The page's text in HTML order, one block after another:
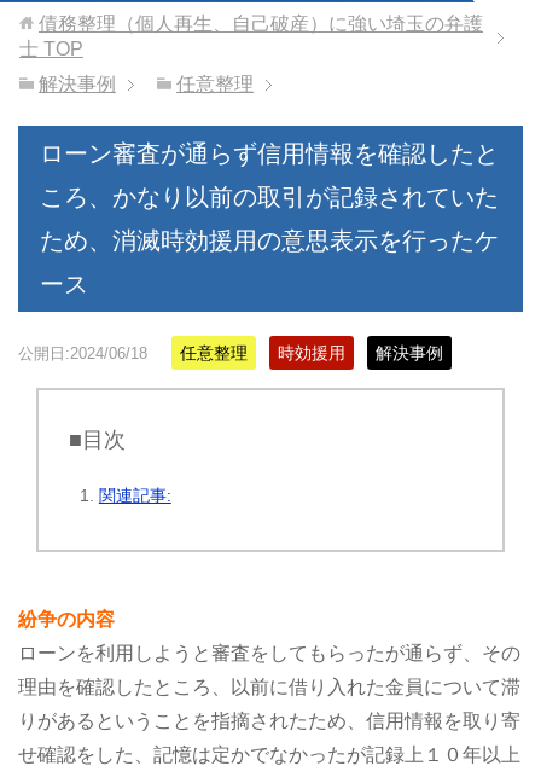
債務整理（個人再生、自己破産）に強い埼玉の弁護
士 TOP
解決事例
任意整理
ローン審査が通らず信用情報を確認したと
ころ、かなり以前の取引が記録されていた
ため、消滅時効援用の意思表示を行ったケ
ース
公開日:2024/06/18 任意整理 時効援用 解決事例
■目次
関連記事:
紛争の内容
ローンを利用しようと審査をしてもらったが通らず、その
理由を確認したところ、以前に借り入れた金員について滞
りがあるということを指摘されたため、信用情報を取り寄
せ確認をした、記憶は定かでなかったが記録上１０年以上